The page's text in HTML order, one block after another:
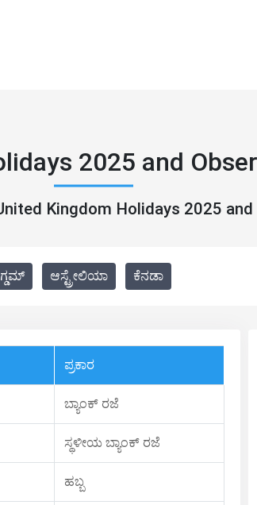
2025 and
Kingdom Holidays 2025
ಆಸ್ಟ್ರೇಲಿಯಾ ಕೆನಡಾ
ಪ್ರಕಾರ
ಬ್ಯಾಂಕ್ ರಜೆ
ಸ್ಥಳೀಯ ಬ್ಯಾಂಕ್ ರಜೆ
ಹಬ್ಬ